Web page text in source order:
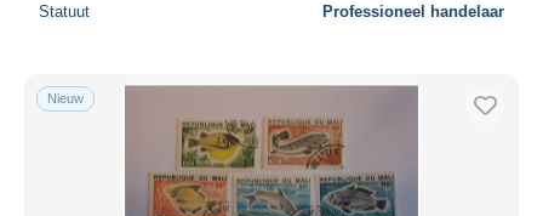
Statuut Professioneel handelaar
Nieuw